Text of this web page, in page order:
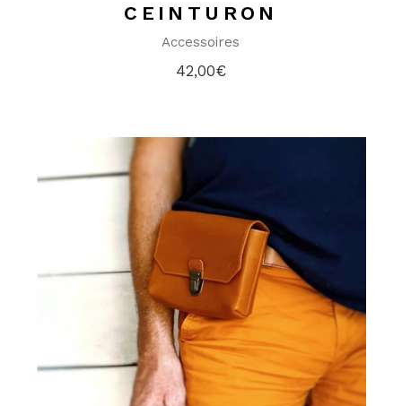
CEINTURON
Accessoires
42,00€